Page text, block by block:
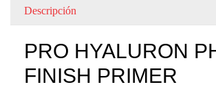
Descripción
PRO HYALURON
FINISH PRIMER